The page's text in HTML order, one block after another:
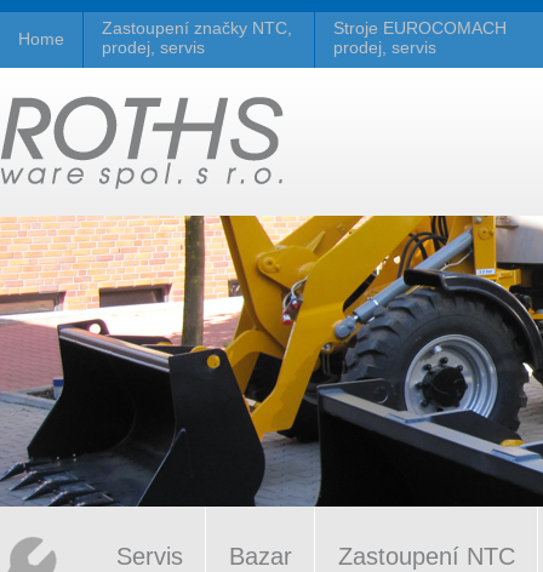
Home
Zastoupení značky NTC,
prodej, servis
Stroje EUROCOMACH
prodej, servis
Servis Bazar Zastoupení NTC